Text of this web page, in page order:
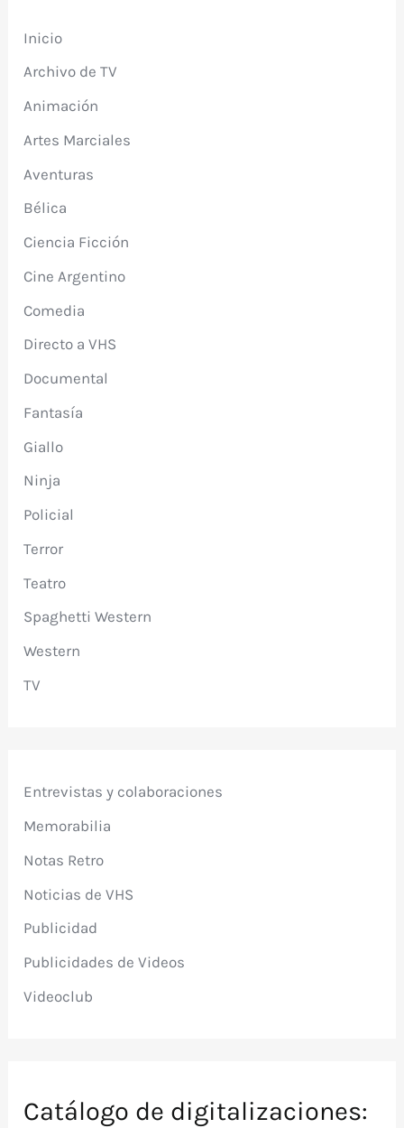
Inicio
Archivo de TV
Animación
Artes Marciales
Aventuras
Bélica
Ciencia Ficción
Cine Argentino
Comedia
Directo a VHS
Documental
Fantasía
Giallo
Ninja
Policial
Terror
Teatro
Spaghetti Western
Western
TV
Entrevistas y colaboraciones
Memorabilia
Notas Retro
Noticias de VHS
Publicidad
Publicidades de Videos
Videoclub
Catálogo de digitalizaciones: